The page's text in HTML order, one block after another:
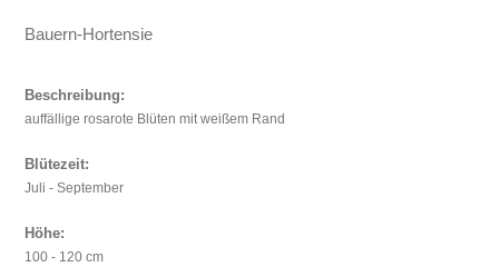
Bauern-Hortensie
Beschreibung:
auffällige rosarote Blüten mit weißem Rand
Blütezeit:
Juli - September
Höhe:
100 - 120 cm